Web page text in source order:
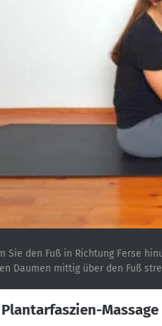
Sie den Fuß in Richtung Ferse
Daumen mittig über den Fuß
Massage